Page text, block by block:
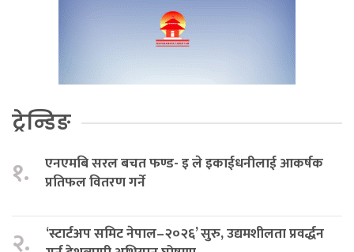
ट्रेन्डिङ
१.
एनएमबि सरल बचत फण्ड- इ ले इकाईधनीलाई आकर्षक
प्रतिफल वितरण गर्ने
२.
‘स्टार्टअप समिट नेपाल–२०२६’ सुरु, उद्यमशीलता प्रवर्द्धन